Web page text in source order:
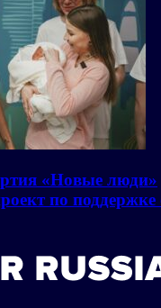
«Новые люди»
по поддержке